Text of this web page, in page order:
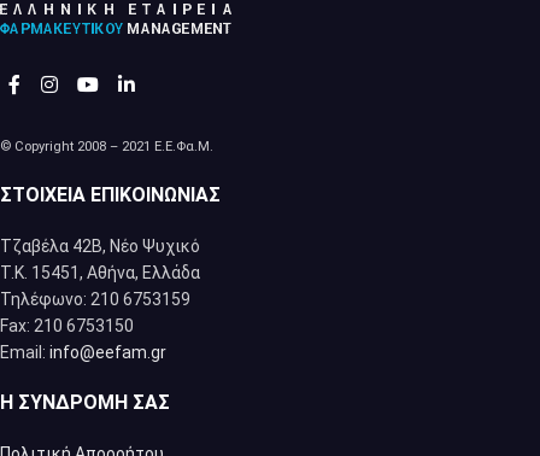
© Copyright 2008 – 2021 Ε.Ε.Φα.Μ.
ΣΤΟΙΧΕΊΑ ΕΠΙΚΟΙΝΩΝΊΑΣ
Τζαβέλα 42Β, Νέο Ψυχικό
Τ.Κ. 15451, Αθήνα, Eλλάδα
Τηλέφωνο: 210 6753159
Fax: 210 6753150
Email: info@eefam.gr
Η ΣΥΝΔΡΟΜΉ ΣΑΣ